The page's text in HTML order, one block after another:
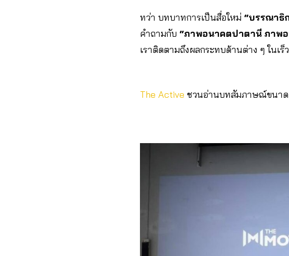
ทว่า บทบาทการเป็นสื่อใหม่ “บรรณาธิ
คำถามกับ “ภาพอนาคตปาตานี ภาพ
เราติดตามถึงผลกระทบด้านต่าง ๆ ในเร็
The Active ชวนอ่านบทสัมภาษณ์ขนา